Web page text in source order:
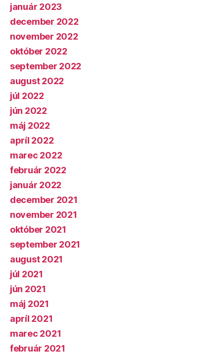
január 2023
december 2022
november 2022
október 2022
september 2022
august 2022
júl 2022
jún 2022
máj 2022
apríl 2022
marec 2022
február 2022
január 2022
december 2021
november 2021
október 2021
september 2021
august 2021
júl 2021
jún 2021
máj 2021
apríl 2021
marec 2021
február 2021